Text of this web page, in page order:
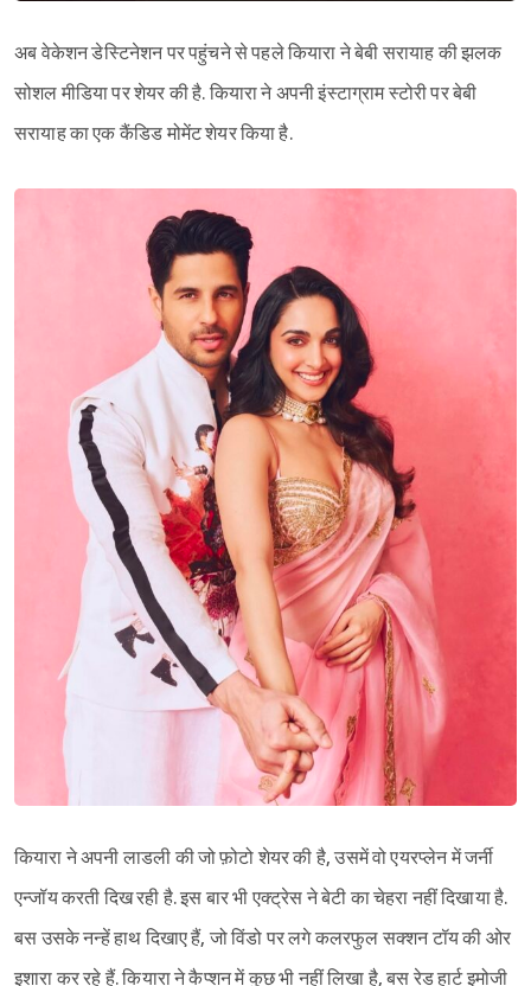
अब वेकेशन डेस्टिनेशन पर पहुंचने से पहले कियारा ने बेबी सरायाह की झलक
सोशल मीडिया पर शेयर की है. कियारा ने अपनी इंस्टाग्राम स्टोरी पर बेबी
सरायाह का एक कैंडिड मोमेंट शेयर किया है.
कियारा ने अपनी लाडली की जो फ़ोटो शेयर की है, उसमें वो एयरप्लेन में जर्नी
एन्जॉय करती दिख रही है. इस बार भी एक्ट्रेस ने बेटी का चेहरा नहीं दिखाया है.
बस उसके नन्हें हाथ दिखाए हैं, जो विंडो पर लगे कलरफुल सक्शन टॉय की ओर
इशारा कर रहे हैं. कियारा ने कैप्शन में कुछ भी नहीं लिखा है, बस रेड हार्ट इमोजी